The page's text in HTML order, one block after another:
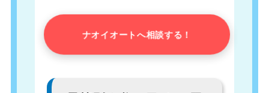
ナオイオートへ相談する！